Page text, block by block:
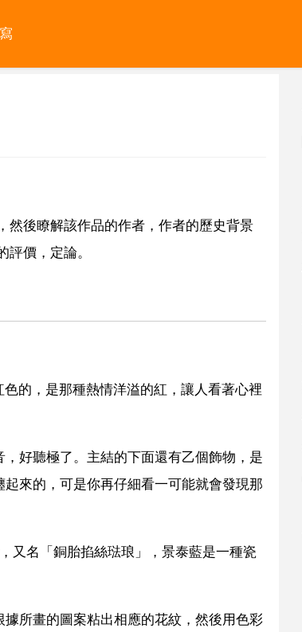
然後瞭解該作品的作者，作者的歷史背景
價，定論。
的，是那種熱情洋溢的紅，讓人看著心裡
好聽極了。主結的下面還有乙個飾物，是
來的，可是你再仔細看一可能就會發現那
又名「銅胎掐絲琺琅」，景泰藍是一種瓷
所畫的圖案粘出相應的花紋，然後用色彩